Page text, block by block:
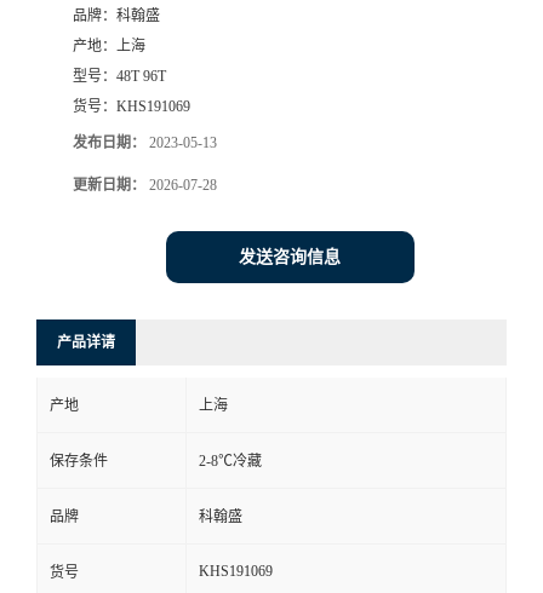
品牌： 科翰盛
产地： 上海
型号： 48T 96T
货号： KHS191069
发布日期： 2023-05-13
更新日期： 2026-07-28
发送咨询信息
产品详请
产地 上海
保存条件 2-8℃冷藏
品牌 科翰盛
货号 KHS191069